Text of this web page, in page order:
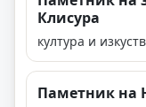
Клисура
култура и
Паметник на